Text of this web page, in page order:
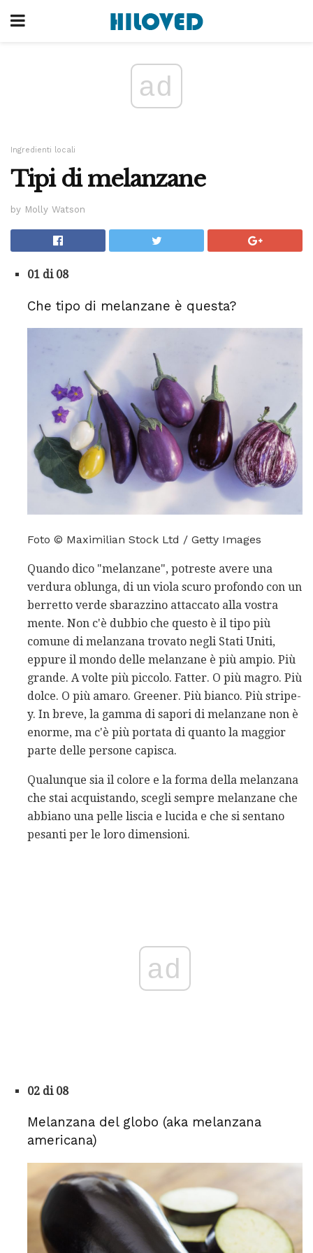
ad
Ingredienti locali
Tipi di melanzane
by Molly Watson
01 di 08
Che tipo di melanzane è questa?
Foto © Maximilian Stock Ltd / Getty Images
Quando dico "melanzane", potreste avere una
verdura oblunga, di un viola scuro profondo con un
berretto verde sbarazzino attaccato alla vostra
mente. Non c'è dubbio che questo è il tipo più
comune di melanzana trovato negli Stati Uniti,
eppure il mondo delle melanzane è più ampio. Più
grande. A volte più piccolo. Fatter. O più magro. Più
dolce. O più amaro. Greener. Più bianco. Più stripe-
y. In breve, la gamma di sapori di melanzane non è
enorme, ma c'è più portata di quanto la maggior
parte delle persone capisca.
Qualunque sia il colore e la forma della melanzana
che stai acquistando, scegli sempre melanzane che
abbiano una pelle liscia e lucida e che si sentano
pesanti per le loro dimensioni.
ad
02 di 08
Melanzana del globo (aka melanzana
americana)